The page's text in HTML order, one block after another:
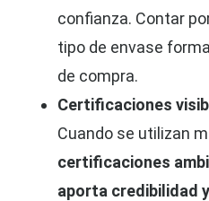
confianza. Contar
tipo de envase
de compra.
Certificaciones
Cuando se utilizan
certificaciones
aporta credibilidad